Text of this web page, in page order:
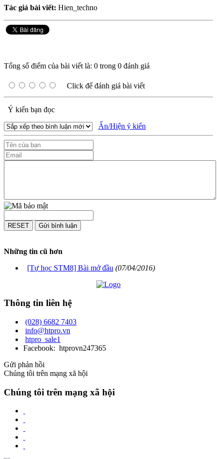
Tác giả bài viết: Hien_techno
Tổng số điểm của bài viết là: 0 trong 0 đánh giá
Click để đánh giá bài viết
Ý kiến bạn đọc
Ẩn/Hiện ý kiến
Những tin cũ hơn
[Tự học STM8] Bài mở đầu (07/04/2016)
Thông tin liên hệ
(028) 6682 7403
info@htpro.vn
htpro_sale1
Facebook: htprovn247365
Gửi phản hồi
Chúng tôi trên mạng xã hội
Chúng tôi trên mạng xã hội